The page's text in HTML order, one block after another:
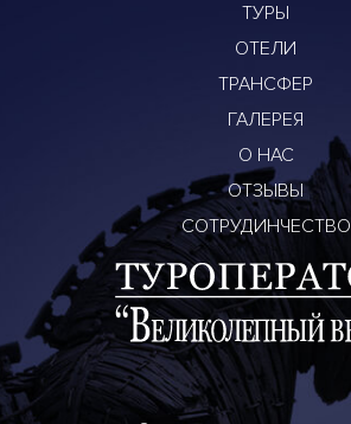
ТУРЫ
ОТЕЛИ
ТРАНСФЕР
ГАЛЕРЕЯ
О НАС
ОТЗЫВЫ
СОТРУДИНЧЕСТВО